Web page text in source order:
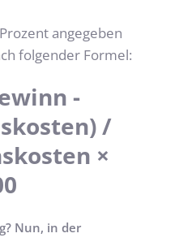
angegeben
folgender Formel:
-
/
×
Nun, in der